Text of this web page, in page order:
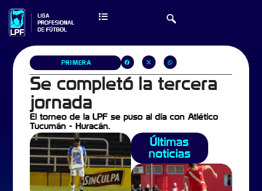
PRIMERA
Se completó la tercera
jornada
El torneo de la LPF se puso al día con Atlético
Tucumán - Huracán.
Últimas
noticias